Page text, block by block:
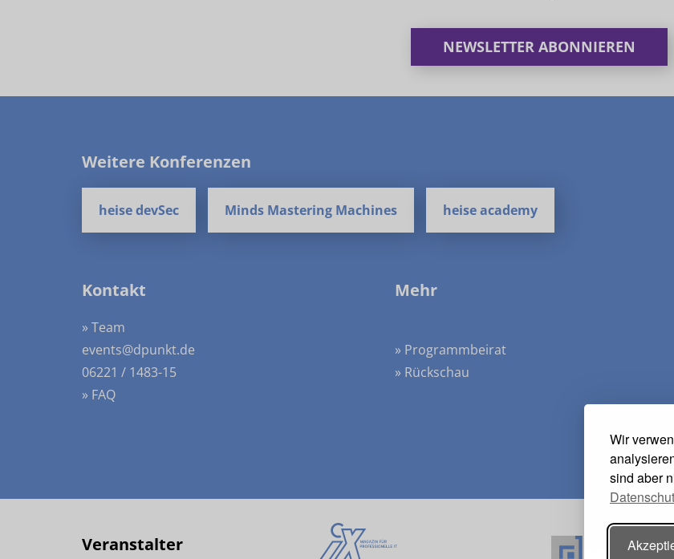
Wir
sind aber
NEWSLETTER ABONNIEREN
Weitere Konferenzen
heise devSec Minds Mastering Machines heise academy
Kontakt
» Team
events@dpunkt.de
06221 / 1483-15
» FAQ
Mehr
» Programmbeirat
» Rückschau
Veranstalter